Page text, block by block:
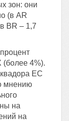
зон: они
(в AR
BR – 1,7
(более 4%).
EC
мнению
на
на